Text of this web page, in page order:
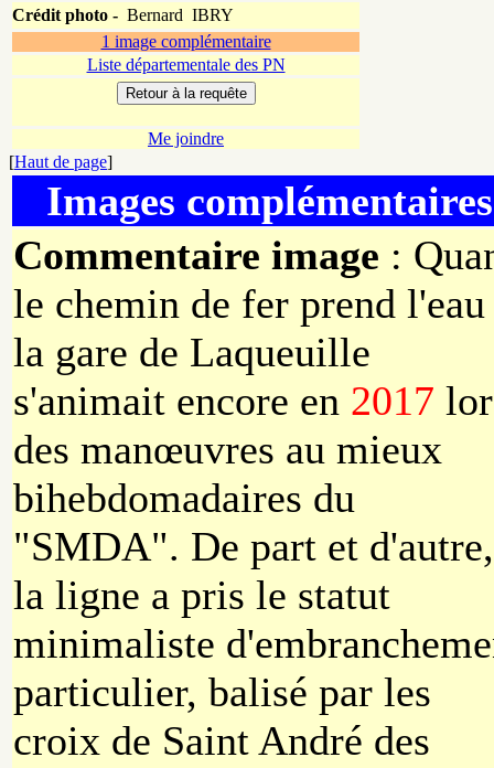
Crédit photo - Bernard IBRY
1 image complémentaire
Liste départementale des PN
Me joindre
[Haut de page]
Images complémentaires
Commentaire image :
le chemin de fer prend
la gare de Laqueuille
s'animait encore en 2017
des manœuvres au mieux
bihebdomadaires du
"SMDA". De part et d'autre,
la ligne a pris le statut
minimaliste
particulier, balisé par les
croix de Saint André des